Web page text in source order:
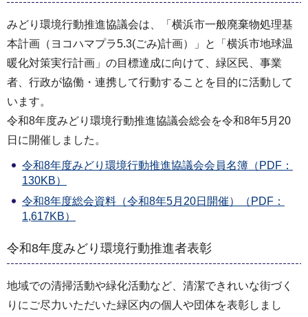
みどり環境行動推進協議会は、「横浜市一般廃棄物処理基
本計画（ヨコハマプラ5.3(ごみ)計画）」と「横浜市地球温
暖化対策実行計画」の目標達成に向けて、緑区民、事業
者、行政が協働・連携して行動することを目的に活動して
います。
令和8年度みどり環境行動推進協議会総会を令和8年5月20
日に開催しました。
令和8年度みどり環境行動推進協議会会員名簿（PDF：
130KB）
令和8年度総会資料（令和8年5月20日開催）（PDF：
1,617KB）
令和8年度みどり環境行動推進者表彰
地域での清掃活動や緑化活動など、清潔できれいな街づく
りにご尽力いただいた緑区内の個人や団体を表彰しまし